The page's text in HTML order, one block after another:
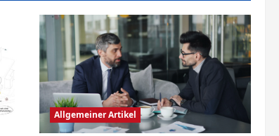
Allgemeiner Artikel